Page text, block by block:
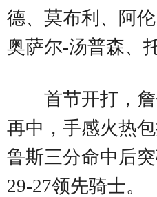
德、莫布利、阿
奥萨尔-汤普森、
首节开打，
再中，手感火热
鲁斯三分命中后
29-27领先骑士。